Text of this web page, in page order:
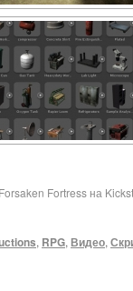
Fortress на
, RPG, Видео,